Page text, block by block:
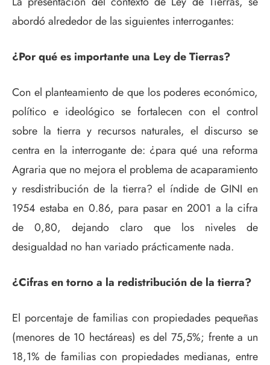
abordó alrededor de las siguientes interrogantes:
¿Por qué es importante una Ley de Tierras?
Con el planteamiento de que los poderes económico,
político e ideológico se fortalecen con el control
sobre la tierra y recursos naturales, el discurso se
centra en la interrogante de: ¿para qué una reforma
Agraria que no mejora el problema de acaparamiento
y resdistribución de la tierra? el índide de GINI en
1954 estaba en 0.86, para pasar en 2001 a la cifra
de 0,80, dejando claro que los niveles de
desigualdad no han variado prácticamente nada.
¿Cifras en torno a la redistribución de la tierra?
El porcentaje de familias con propiedades pequeñas
(menores de 10 hectáreas) es del 75,5%; frente a un
18,1% de familias con propiedades medianas, entre